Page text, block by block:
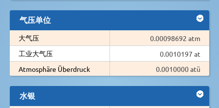
气压单位
大气压
0.00098692 atm
工业大气压
0.0010197 at
Atmosphäre Überdruck
0.0010000 atü
水银